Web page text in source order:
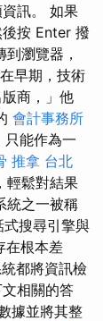
訊。 如果
按 Enter 撥
瀏覽器，
早期，技術
商，」他
會計事務所
只能作為一
推拿 台北
輕鬆對結果
統之一被稱
式搜尋引擎與
在根本差
都將資訊檢
相關的答
據並將其整